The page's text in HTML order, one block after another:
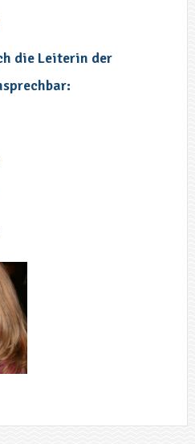
die Leiterin der